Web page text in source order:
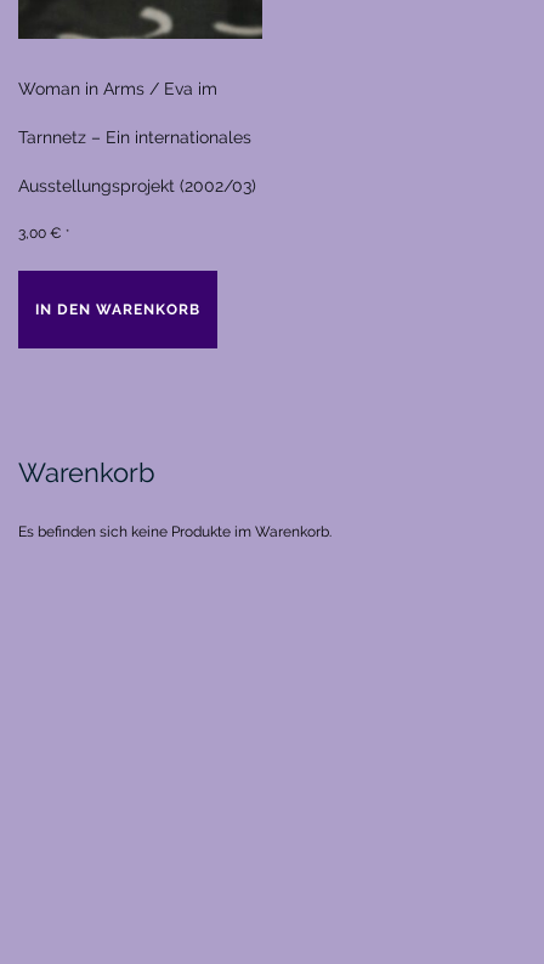
Woman in Arms / Eva im
Tarnnetz – Ein internationales
Ausstellungsprojekt (2002/03)
3,00 € *
IN DEN WARENKORB
Warenkorb
Es befinden sich keine Produkte im Warenkorb.